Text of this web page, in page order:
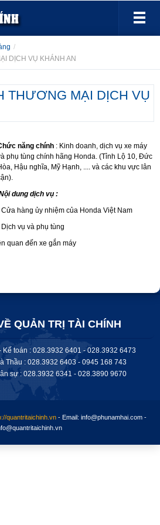
/
DỊCH VỤ KHÁNH AN
THƯƠNG MẠI DỊCH VỤ
năng chính : Kinh doanh, dịch vụ xe máy
phụ tùng chính hãng Honda. (Tỉnh Lộ 10, Đức
Hậu nghĩa, Mỹ Hạnh, .... và các khu vực lân
dung dịch vụ :
Cửa hàng ủy nhiệm của Honda Việt Nam
Dịch vụ và phụ tùng
quan đến xe gắn máy
QUẢN TRỊ TÀI CHÍNH
Kế toán : 028.3932 6401 - 028.3932 6473
Thầu : 028.3932 6403 - 0945 168 743
sự : 028.3932 6341 - 028.3890 9670
quantritaichinh.vn - Email: info@phunamhai.com -